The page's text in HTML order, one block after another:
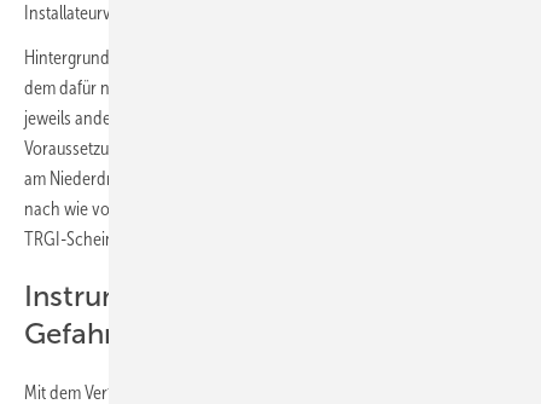
Installateurverzeichnisse.
Hintergrund ist, dass mit der Eintragung in die Handwerksrolle und
dem dafür notwendigen Qualifikationsnachweis zwar Arbeiten im
jeweils anderen Gewerk möglich sind. Die energierechtlichen
Voraussetzungen für Arbeiten am Niederspannungs- beziehungsweise
am Niederdrucknetz sind dadurch jedoch nicht abgedeckt. Hierfür ist
nach wie vor die Vorlage eines TREI-Scheins beziehungsweise eines
TRGI-Scheins notwendig.
Instrument der präventiven
Gefahrenabwehr
Mit dem Verfahren zur Eintragung ins Installateurverzeichnis wird